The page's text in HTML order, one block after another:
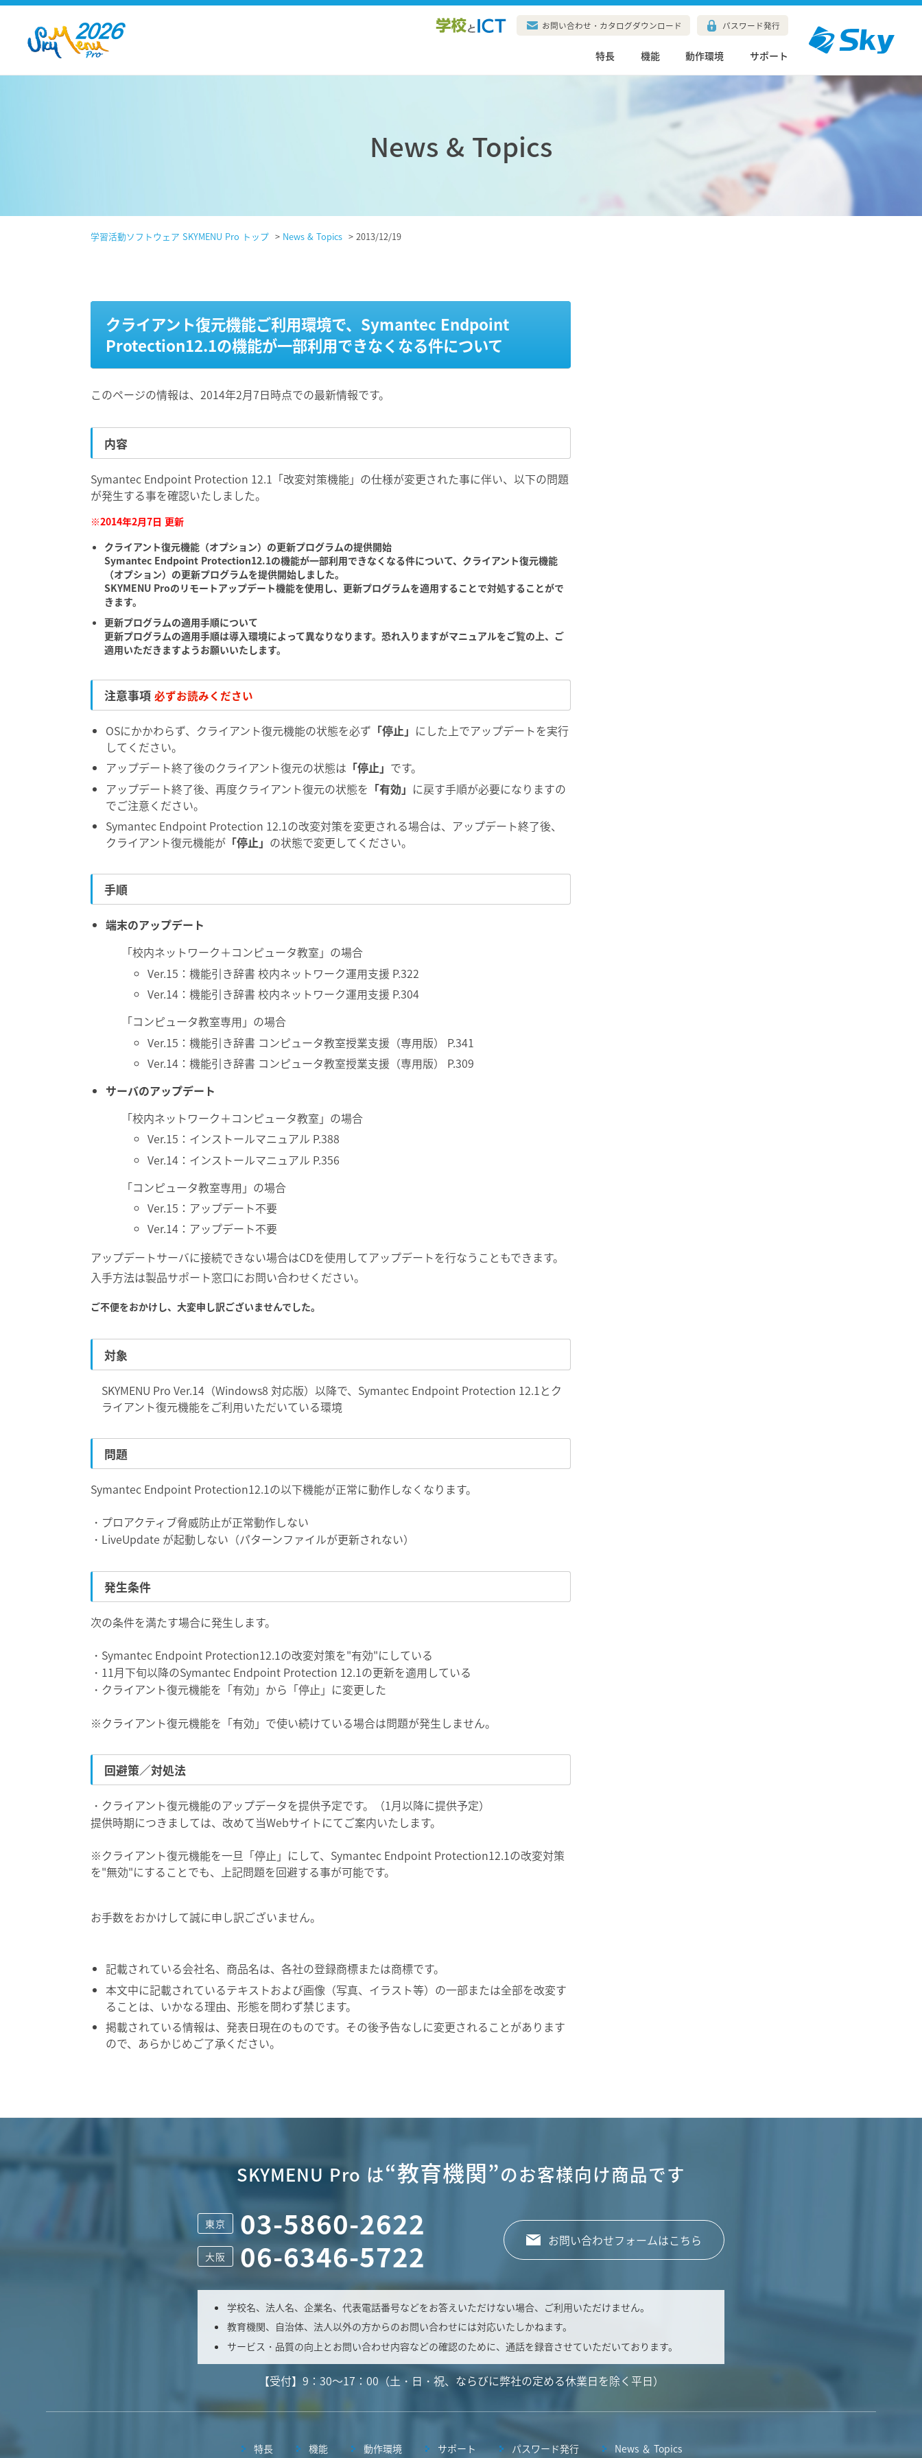
お問い合わせ・カタログダウンロード パスワード発行
特長 機能 動作環境 サポート
News & Topics
学習活動ソフトウェア SKYMENU Pro トップ > News & Topics > 2013/12/19
クライアント復元機能ご利用環境で、Symantec Endpoint
Protection12.1の機能が一部利用できなくなる件について
このページの情報は、2014年2月7日時点での最新情報です。
内容
Symantec Endpoint Protection 12.1「改変対策機能」の仕様が変更された事に伴い、以下の問題
が発生する事を確認いたしました。
※2014年2月7日 更新
クライアント復元機能（オプション）の更新プログラムの提供開始
Symantec Endpoint Protection12.1の機能が一部利用できなくなる件について、クライアント復元機能
（オプション）の更新プログラムを提供開始しました。
SKYMENU Proのリモートアップデート機能を使用し、更新プログラムを適用することで対処することがで
きます。
更新プログラムの適用手順について
更新プログラムの適用手順は導入環境によって異なりなります。恐れ入りますがマニュアルをご覧の上、ご
適用いただきますようお願いいたします。
注意事項必ずお読みください
OSにかかわらず、クライアント復元機能の状態を必ず 「停止」 にした上でアップデートを実行
してください。
アップデート終了後のクライアント復元の状態は 「停止」 です。
アップデート終了後、再度クライアント復元の状態を 「有効」 に戻す手順が必要になりますの
でご注意ください。
Symantec Endpoint Protection 12.1の改変対策を変更される場合は、アップデート終了後、
クライアント復元機能が 「停止」 の状態で変更してください。
手順
端末のアップデート
「校内ネットワーク＋コンピュータ教室」の場合
Ver.15：機能引き辞書 校内ネットワーク運用支援 P.322
Ver.14：機能引き辞書 校内ネットワーク運用支援 P.304
「コンピュータ教室専用」の場合
Ver.15：機能引き辞書 コンピュータ教室授業支援（専用版） P.341
Ver.14：機能引き辞書 コンピュータ教室授業支援（専用版） P.309
サーバのアップデート
「校内ネットワーク＋コンピュータ教室」の場合
Ver.15：インストールマニュアル P.388
Ver.14：インストールマニュアル P.356
「コンピュータ教室専用」の場合
Ver.15：アップデート不要
Ver.14：アップデート不要
アップデートサーバに接続できない場合はCDを使用してアップデートを行なうこともできます。
入手方法は製品サポート窓口にお問い合わせください。
ご不便をおかけし、大変申し訳ございませんでした。
対象
SKYMENU Pro Ver.14（Windows8 対応版）以降で、Symantec Endpoint Protection 12.1とク
ライアント復元機能をご利用いただいている環境
問題
Symantec Endpoint Protection12.1の以下機能が正常に動作しなくなります。
・プロアクティブ脅威防止が正常動作しない
・LiveUpdate が起動しない（パターンファイルが更新されない）
発生条件
次の条件を満たす場合に発生します。
・Symantec Endpoint Protection12.1の改変対策を"有効"にしている
・11月下旬以降のSymantec Endpoint Protection 12.1の更新を適用している
・クライアント復元機能を「有効」から「停止」に変更した
※クライアント復元機能を「有効」で使い続けている場合は問題が発生しません。
回避策／対処法
・クライアント復元機能のアップデータを提供予定です。（1月以降に提供予定）
提供時期につきましては、改めて当Webサイトにてご案内いたします。
※クライアント復元機能を一旦「停止」にして、Symantec Endpoint Protection12.1の改変対策
を"無効"にすることでも、上記問題を回避する事が可能です。
お手数をおかけして誠に申し訳ございません。
記載されている会社名、商品名は、各社の登録商標または商標です。
本文中に記載されているテキストおよび画像（写真、イラスト等）の一部または全部を改変す
ることは、いかなる理由、形態を問わず禁じます。
掲載されている情報は、発表日現在のものです。その後予告なしに変更されることがあります
ので、あらかじめご了承ください。
SKYMENU Pro は“教育機関”のお客様向け商品です
東京 03-5860-2622
大阪 06-6346-5722 お問い合わせフォームはこちら
学校名、法人名、企業名、代表電話番号などをお答えいただけない場合、ご利用いただけません。
教育機関、自治体、法人以外の方からのお問い合わせには対応いたしかねます。
サービス・品質の向上とお問い合わせ内容などの確認のために、通話を録音させていただいております。
【受付】9：30～17：00（土・日・祝、ならびに弊社の定める休業日を除く平日）
特長 機能 動作環境 サポート パスワード発行 News ＆ Topics